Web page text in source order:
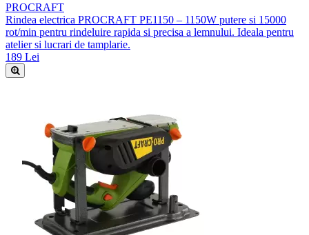
PROCRAFT
Rindea electrica PROCRAFT PE1150 – 1150W putere si 15000
rot/min pentru rindeluire rapida si precisa a lemnului. Ideala pentru
atelier si lucrari de tamplarie.
189 Lei